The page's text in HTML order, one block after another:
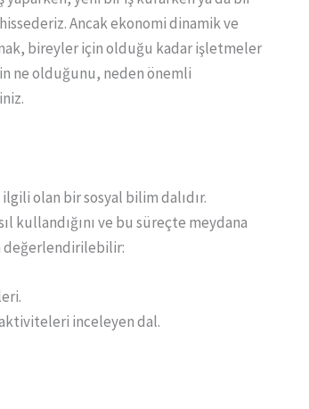
Ancak ekonomi dinamik ve
bireyler için olduğu kadar işletmeler
ne olduğunu, neden önemli
olan bir sosyal bilim dalıdır.
kullandığını ve bu süreçte meydana
değerlendirilebilir:
inceleyen dal.